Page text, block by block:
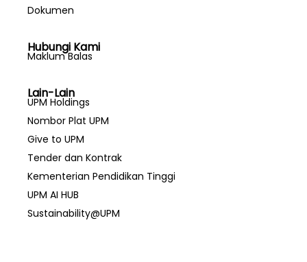
Dokumen
Hubungi Kami
Maklum Balas
Lain-Lain
UPM Holdings
Nombor Plat UPM
Give to UPM
Tender dan Kontrak
Kementerian Pendidikan Tinggi
UPM AI HUB
Sustainability@UPM